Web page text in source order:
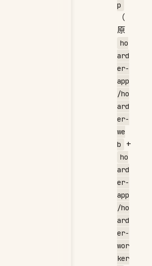
p
（
原
ho
ard
er-
app
/ho
ard
er-
we
b
+
ho
ard
er-
app
/ho
ard
er-
wor
ker